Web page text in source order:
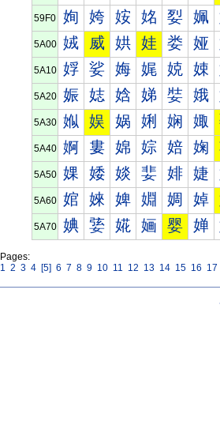
59F0 姰 姱 姲 姳 姴 姵
5A00 娀 威 娂 娃 娄 娅
5A10 娐 娑 娒 娓 娔 娕
5A20 娠 娡 娢 娣 娤 娥
5A30 娰 娱 娲 娳 娴 娵
5A40 婀 婁 婂 婃 婄 婅
5A50 婐 婑 婒 婓 婔 婕
5A60 婠 婡 婢 婣 婤 婥
5A70 婰 婱 婲 婳 婴 婵
Pages:
1 2 3 4 [5] 6 7 8 9 10 11 12 13 14 15 16 17